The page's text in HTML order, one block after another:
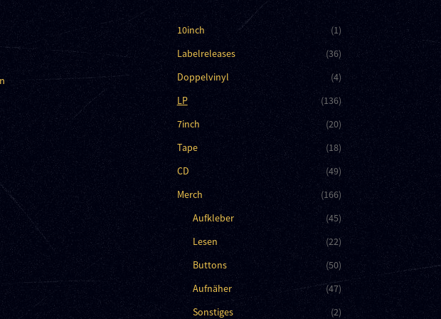
10inch
(1)
Labelreleases
(36)
Doppelvinyl
(4)
LP
(136)
7inch
(20)
Tape
(18)
CD
(49)
Merch
(166)
Aufkleber
(45)
Lesen
(22)
Buttons
(50)
Aufnäher
(47)
Sonstiges
(2)